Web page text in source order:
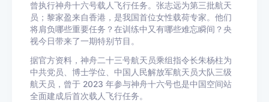
曾执行神舟十六号载人飞行任务。张志远为第三批航天
员；黎家盈来自香港，是我国首位女性载荷专家。他们
将肩负哪些重要任务？在训练中又有哪些难忘瞬间？央
视今日带来了一期特别节目。
据官方资料，神舟二十三号航天员乘组指令长朱杨柱为
中共党员、博士学位、中国人民解放军航天员大队三级
航天员，曾于 2023 年参与神舟十六号也是中国空间站
全面建成后首次载人飞行任务。